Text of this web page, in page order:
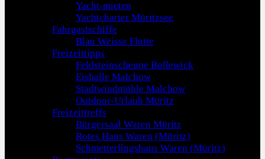
Yacht-mieten
Yachtcharter Müritzsee
Fahrgastschiffe
Blau Weisse Flotte
Freizeittipps
Feldsteinscheune Bollewick
Eishalle Malchow
Stadtwindmühle Malchow
Outdoor-Urlaub Müritz
Freizeittreffs
Bürgersaal Waren Müritz
Rotes Haus Waren (Müritz)
Schmetterlingshaus Waren (Müritz)